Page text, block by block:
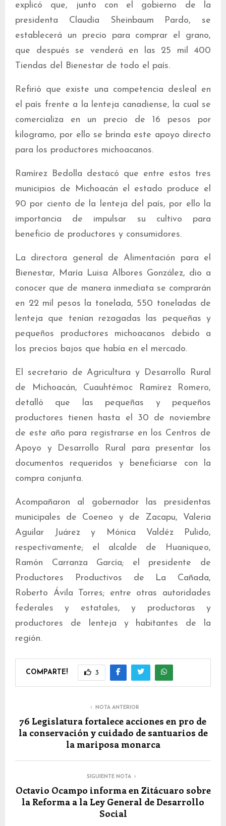
explicó que, junto con el gobierno de la
presidenta Claudia Sheinbaum Pardo, se
establecerá un precio para comprar el grano,
que después se venderá en las 25 mil 400
Tiendas del Bienestar de todo el país.
Refirió que existe una competencia desleal en
el país frente a la lenteja canadiense, la cual se
comercializa en un precio de 16 pesos por
kilogramo, por ello se brinda este apoyo directo
para los productores michoacanos.
Ramírez Bedolla destacó que entre estos tres
municipios de Michoacán el estado produce el
90 por ciento de la lenteja del país, por ello la
importancia de impulsar su cultivo para
beneficio de productores y consumidores.
La directora general de Alimentación para el
Bienestar, María Luisa Albores González, dio a
conocer que de manera inmediata se comprarán
en 22 mil pesos la tonelada, 550 toneladas de
lenteja que tenían rezagadas las pequeñas y
pequeños productores michoacanos debido a
los precios bajos que había en el mercado.
El secretario de Agricultura y Desarrollo Rural
de Michoacán, Cuauhtémoc Ramírez Romero,
detalló que las pequeñas y pequeños
productores tienen hasta el 30 de noviembre
de este año para registrarse en los Centros de
Apoyo y Desarrollo Rural para presentar los
documentos requeridos y beneficiarse con la
compra conjunta.
Acompañaron al gobernador las presidentas
municipales de Coeneo y de Zacapu, Valeria
Aguilar Juárez y Mónica Valdéz Pulido,
respectivamente; el alcalde de Huaniqueo,
Ramón Carranza García; el presidente de
Productores Productivos de La Cañada,
Roberto Ávila Torres; entre otras autoridades
federales y estatales, y productoras y
productores de lenteja y habitantes de la
región.
COMPARTE! 3
NOTA ANTERIOR
76 Legislatura fortalece acciones en pro de
la conservación y cuidado de santuarios de
la mariposa monarca
SIGUIENTE NOTA
Octavio Ocampo informa en Zitácuaro sobre
la Reforma a la Ley General de Desarrollo
Social